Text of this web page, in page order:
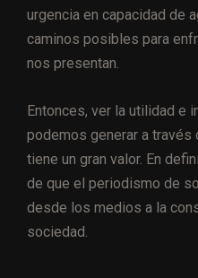
urgencia en capacidad de
caminos posibles para
nos presentan.
Entonces, ver la utilidad e
podemos generar a
tiene un gran valor. En
de que el periodismo de
desde los medios a la
sociedad.